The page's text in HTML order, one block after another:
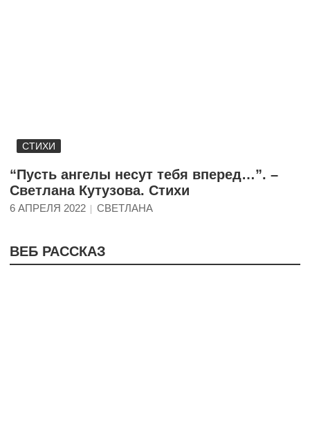
СТИХИ
“Пусть ангелы несут тебя вперед…”. –
Светлана Кутузова. Стихи
6 АПРЕЛЯ 2022 СВЕТЛАНА
ВЕБ РАССКАЗ